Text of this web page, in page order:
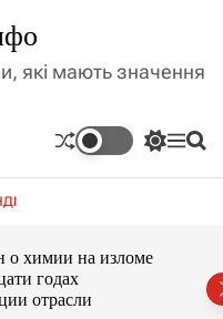
які мають значення
П
к
М П
о химии на изломе
годах
отрасли